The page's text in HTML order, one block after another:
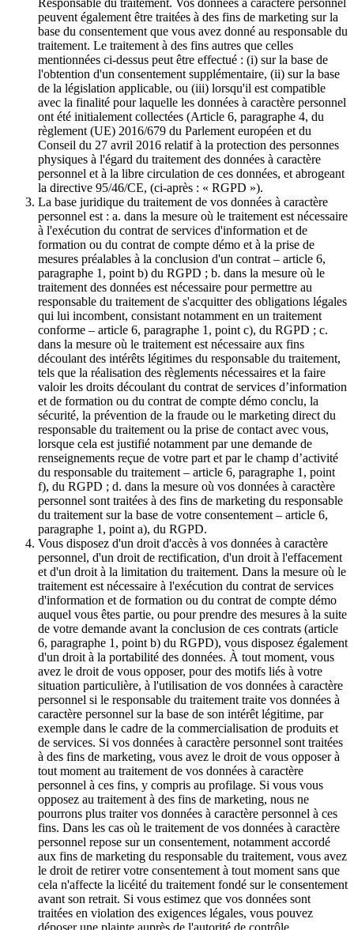
Responsable du traitement. Vos données à caractère personnel
peuvent également être traitées à des fins de marketing sur la
base du consentement que vous avez donné au responsable du
traitement. Le traitement à des fins autres que celles
mentionnées ci-dessus peut être effectué : (i) sur la base de
l'obtention d'un consentement supplémentaire, (ii) sur la base
de la législation applicable, ou (iii) lorsqu'il est compatible
avec la finalité pour laquelle les données à caractère personnel
ont été initialement collectées (Article 6, paragraphe 4, du
règlement (UE) 2016/679 du Parlement européen et du
Conseil du 27 avril 2016 relatif à la protection des personnes
physiques à l'égard du traitement des données à caractère
personnel et à la libre circulation de ces données, et abrogeant
la directive 95/46/CE, (ci-après : « RGPD »).
La base juridique du traitement de vos données à caractère
personnel est : a. dans la mesure où le traitement est nécessaire
à l'exécution du contrat de services d'information et de
formation ou du contrat de compte démo et à la prise de
mesures préalables à la conclusion d'un contrat – article 6,
paragraphe 1, point b) du RGPD ; b. dans la mesure où le
traitement des données est nécessaire pour permettre au
responsable du traitement de s'acquitter des obligations légales
qui lui incombent, consistant notamment en un traitement
conforme – article 6, paragraphe 1, point c), du RGPD ; c.
dans la mesure où le traitement est nécessaire aux fins
découlant des intérêts légitimes du responsable du traitement,
tels que la réalisation des règlements nécessaires et la faire
valoir les droits découlant du contrat de services d’information
et de formation ou du contrat de compte démo conclu, la
sécurité, la prévention de la fraude ou le marketing direct du
responsable du traitement ou la prise de contact avec vous,
lorsque cela est justifié notamment par une demande de
renseignements reçue de votre part et par le champ d’activité
du responsable du traitement – article 6, paragraphe 1, point
f), du RGPD ; d. dans la mesure où vos données à caractère
personnel sont traitées à des fins de marketing du responsable
du traitement sur la base de votre consentement – article 6,
paragraphe 1, point a), du RGPD.
Vous disposez d'un droit d'accès à vos données à caractère
personnel, d'un droit de rectification, d'un droit à l'effacement
et d'un droit à la limitation du traitement. Dans la mesure où le
traitement est nécessaire à l'exécution du contrat de services
d'information et de formation ou du contrat de compte démo
auquel vous êtes partie, ou pour prendre des mesures à la suite
de votre demande avant la conclusion de ces contrats (article
6, paragraphe 1, point b) du RGPD), vous disposez également
d'un droit à la portabilité des données. À tout moment, vous
avez le droit de vous opposer, pour des motifs liés à votre
situation particulière, à l'utilisation de vos données à caractère
personnel si le responsable du traitement traite vos données à
caractère personnel sur la base de son intérêt légitime, par
exemple dans le cadre de la commercialisation de produits et
de services. Si vos données à caractère personnel sont traitées
à des fins de marketing, vous avez le droit de vous opposer à
tout moment au traitement de vos données à caractère
personnel à ces fins, y compris au profilage. Si vous vous
opposez au traitement à des fins de marketing, nous ne
pourrons plus traiter vos données à caractère personnel à ces
fins. Dans les cas où le traitement de vos données à caractère
personnel repose sur un consentement, notamment accordé
aux fins de marketing du responsable du traitement, vous avez
le droit de retirer votre consentement à tout moment sans que
cela n'affecte la licéité du traitement fondé sur le consentement
avant son retrait. Si vous estimez que vos données sont
traitées en violation des exigences légales, vous pouvez
déposer une plainte auprès de l'autorité de contrôle